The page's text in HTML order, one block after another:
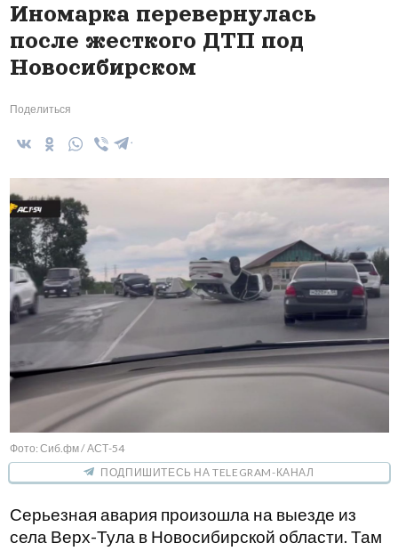
Иномарка перевернулась
после жесткого ДТП под
Новосибирском
Поделиться
Фото: Сиб.фм / АСТ-54
ПОДПИШИТЕСЬ НА TELEGRAM-КАНАЛ
Серьезная авария произошла на выезде из
села Верх-Тула в Новосибирской области. Там